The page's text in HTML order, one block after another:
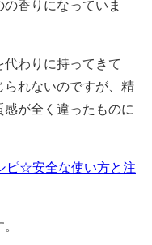
香りになっていま
代わりに持ってきて
られないのですが、精
が全く違ったものに
ピ☆安全な使い方と注